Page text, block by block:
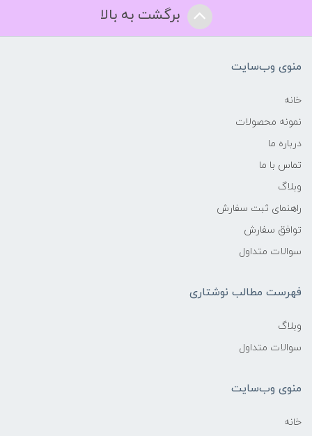
برگشت به بالا
منوی وب‌سایت
خانه
نمونه محصولات
درباره ما
تماس با ما
وبلاگ
راهنمای ثبت سفارش
توافق سفارش
سوالات متداول
فهرست مطالب نوشتاری
وبلاگ
سوالات متداول
منوی وب‌سایت
خانه